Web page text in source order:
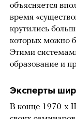
объясняется
время
крутились
которых можно
Этими
образование и
Эксперты
В конце 1970-х